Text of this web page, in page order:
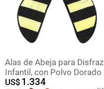
Alas de Abeja para Disfraz
Infantil, con Polvo Dorado
US$ 1.334